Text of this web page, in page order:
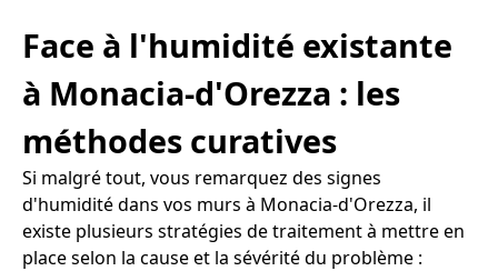
Face à l'humidité existante
à Monacia-d'Orezza : les
méthodes curatives
Si malgré tout, vous remarquez des signes
d'humidité dans vos murs à Monacia-d'Orezza, il
existe plusieurs stratégies de traitement à mettre en
place selon la cause et la sévérité du problème :